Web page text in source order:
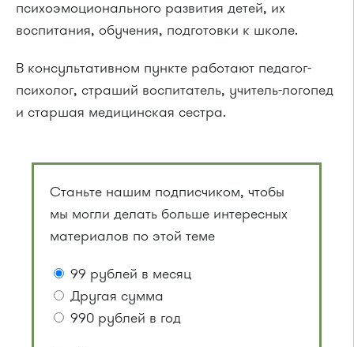
психоэмоционального развития детей, их
воспитания, обучения, подготовки к школе.
В консультативном пункте работают педагог-
психолог, страший воспитатель, учитель-логопед
и старшая медицинская сестра.
Станьте нашим подписчиком, чтобы
мы могли делать больше интересных
материалов по этой теме
99 рублей в месяц
Другая сумма
990 рублей в год